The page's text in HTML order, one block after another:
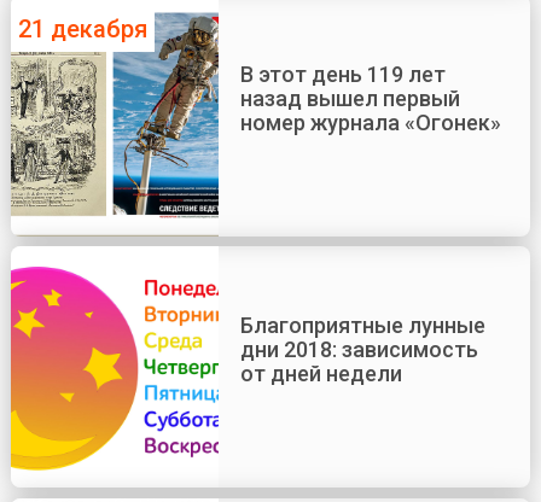
21 декабря
В этот день 119 лет
назад вышел первый
номер журнала «Огонек»
Благоприятные лунные
дни 2018: зависимость
от дней недели